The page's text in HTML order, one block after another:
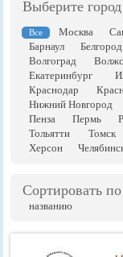
Выберите город
Все Москва
Барнаул
Белгород
Волгоград
Екатеринбург
Краснодар
Нижний Новгород
Пенза
Пермь
Тольятти
Томск
Херсон
Сортировать по
названию